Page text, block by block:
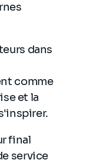
dans
comme
et la
final
service